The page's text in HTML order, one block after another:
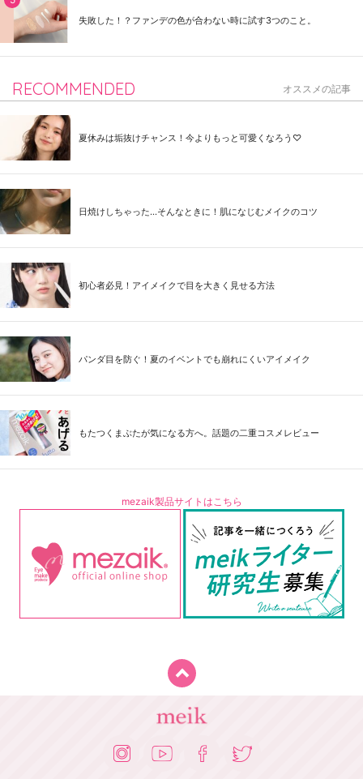
失敗した！？ファンデの色が合わない時に試す3つのこと。
RECOMMENDED オススメの記事
夏休みは垢抜けチャンス！今よりもっと可愛くなろう♡
日焼けしちゃった...そんなときに！肌になじむメイクのコツ
初心者必見！アイメイクで目を大きく見せる方法
パンダ目を防ぐ！夏のイベントでも崩れにくいアイメイク
もたつくまぶたが気になる方へ。話題の二重コスメレビュー
mezaik製品サイトはこちら